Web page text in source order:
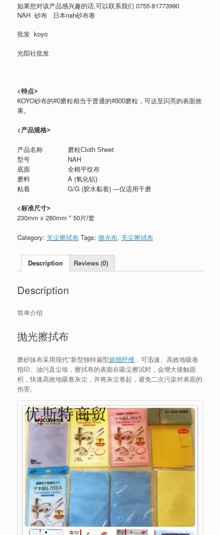
如果您对该产品感兴趣的话,可以联系我们 0755-81773990
NAH 砂布 日本nah砂布卷
批发 koyo
光阳社批发
<特点>
KOYO砂布的#0磨粒相当于普通的#800磨粒，可达至闪亮的表面效
果。
< 产品规格>
产品名称 磨粒Cloth Sheet
型号
NAH
底面
全棉平纹布
磨料
A (氧化铝)
粘着
G/G (胶水黏着) —仅适用干磨
<标准尺寸>
230mm x 280mm * 50片/套
Category: 无尘擦拭布 Tags: 抛光布, 无尘擦拭布
Description Reviews (0)
Description
简单介绍
抛光擦拭布
磨砂抹布采用现代*新型独特扁型超细纤维 ，可迅速、高效地吸卷
指印、油污及尘埃，擦拭布的表面在吸尘擦试时，会增大接触面
积，快速高效地吸卷灰尘，并将灰尘卷起，避免二次污染对表面的
伤害。